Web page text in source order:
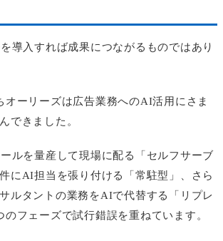
導入すれば成果につながるものではあり
オーリーズは広告業務へのAI活用にさま
できました。
ルを量産して現場に配る「セルフサーブ
にAI担当を張り付ける「常駐型」、さら
ルタントの業務をAIで代替する「リプレ
のフェーズで試行錯誤を重ねています。